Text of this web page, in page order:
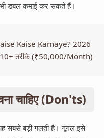
डबल कमाई कर सकते हैं।
Kaise Kamaye? 2026
10+ तरीके (₹50,000/Month)
चाहिए (Don'ts)
सबसे बड़ी गलती है। गूगल इसे